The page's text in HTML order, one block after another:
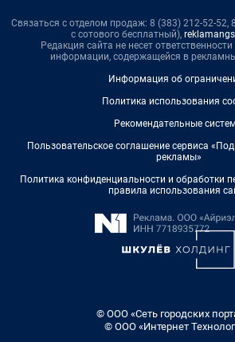
Связаться с отделом продаж: 8 (383) 212-52-52,
с сотового бесплатный),
Редакция сайта не несет
информации, содержащейся в
Информация об
Политика использования
Рекомендательные
Пользовательское соглашение сервиса
рекламы»
Политика конфиденциальности и обработки
правила использования
© ООО «Сеть городских
© ООО «Интернет